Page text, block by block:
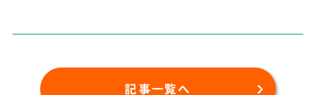
記事一覧へ